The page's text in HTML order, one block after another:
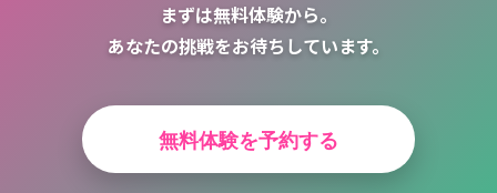
まずは無料体験から。
あなたの挑戦をお待ちしています。
無料体験を予約する